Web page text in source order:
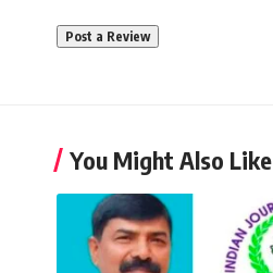
You Might Also Like